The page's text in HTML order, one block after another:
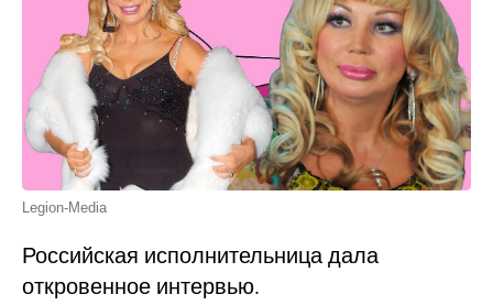
Legion-Media
Российская исполнительница дала
откровенное интервью.